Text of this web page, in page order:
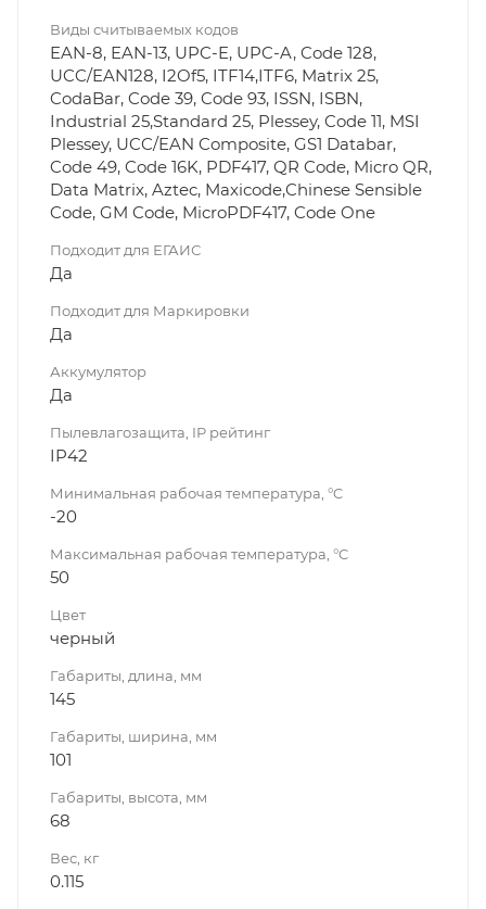
Виды считываемых кодов
EAN-8, EAN-13, UPC-E, UPC-A, Code 128,
UCC/EAN128, I2Of5, ITF14,ITF6, Matrix 25,
CodaBar, Code 39, Code 93, ISSN, ISBN,
Industrial 25,Standard 25, Plessey, Code 11, MSI
Plessey, UCC/EAN Composite, GS1 Databar,
Code 49, Code 16K, PDF417, QR Code, Micro QR,
Data Matrix, Aztec, Maxicode,Chinese Sensible
Code, GM Code, MicroPDF417, Code One
Подходит для ЕГАИС
Да
Подходит для Маркировки
Да
Аккумулятор
Да
Пылевлагозащита, IP рейтинг
IP42
Минимальная рабочая температура, °C
-20
Максимальная рабочая температура, °C
50
Цвет
черный
Габариты, длина, мм
145
Габариты, ширина, мм
101
Габариты, высота, мм
68
Вес, кг
0.115